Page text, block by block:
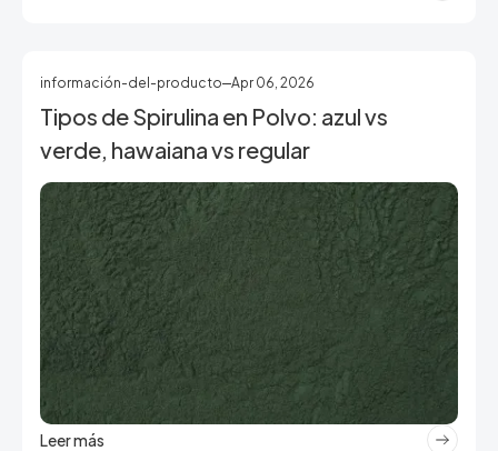
información-del-producto Apr 06, 2026
Tipos de Spirulina en Polvo: azul vs
verde, hawaiana vs regular
Leer más